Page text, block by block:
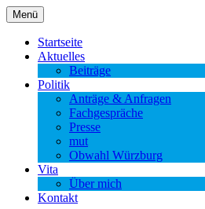
Zum
Inhalt
springen
Menü
Startseite
Aktuelles
Beiträge
Politik
Anträge & Anfragen
Fachgespräche
Presse
mut
Obwahl Würzburg
Vita
Über mich
Kontakt